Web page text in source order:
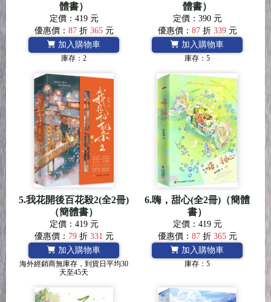
體書）
定價：419 元
優惠價： 87折 365元
加入購物車
庫存：2
體書）
定價：390 元
優惠價： 87折 339元
加入購物車
庫存：5
5.我花開後百花殺2(全2冊)
（簡體書）
定價：419 元
優惠價： 79折 331 元
加入購物車
海外經銷商無庫存，到貨日平均30
天至45天
6.嗨，甜心(全2冊)（簡體
書）
定價：419 元
優惠價： 87折 365元
加入購物車
庫存：5